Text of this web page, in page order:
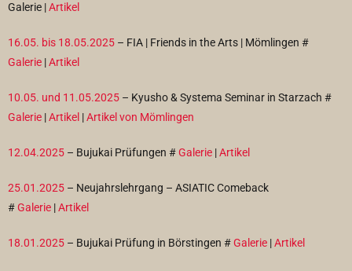
Galerie |Artikel
16.05. bis 18.05.2025 – FIA | Friends in the Arts | Mömlingen #
Galerie |Artikel
10.05. und 11.05.2025 – Kyusho & Systema Seminar in Starzach #
Galerie |Artikel |Artikel von Mömlingen
12.04.2025 – Bujukai Prüfungen #Galerie |Artikel
25.01.2025 – Neujahrslehrgang – ASIATIC Comeback
#Galerie |Artikel
18.01.2025 – Bujukai Prüfung in Börstingen #Galerie |Artikel